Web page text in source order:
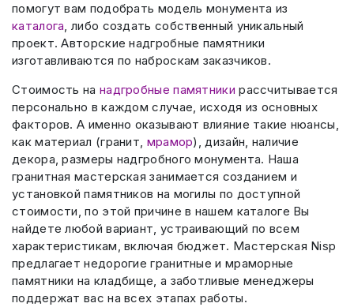
помогут вам подобрать модель монумента из
каталога, либо создать собственный уникальный
проект. Авторские надгробные памятники
изготавливаются по наброскам заказчиков.
Стоимость на надгробные памятники рассчитывается
персонально в каждом случае, исходя из основных
факторов. А именно оказывают влияние такие нюансы,
как материал (гранит, мрамор), дизайн, наличие
декора, размеры надгробного монумента. Наша
гранитная мастерская занимается созданием и
установкой памятников на могилы по доступной
стоимости, по этой причине в нашем каталоге Вы
найдете любой вариант, устраивающий по всем
характеристикам, включая бюджет. Мастерская Nisp
предлагает недорогие гранитные и мраморные
памятники на кладбище, а заботливые менеджеры
поддержат вас на всех этапах работы.